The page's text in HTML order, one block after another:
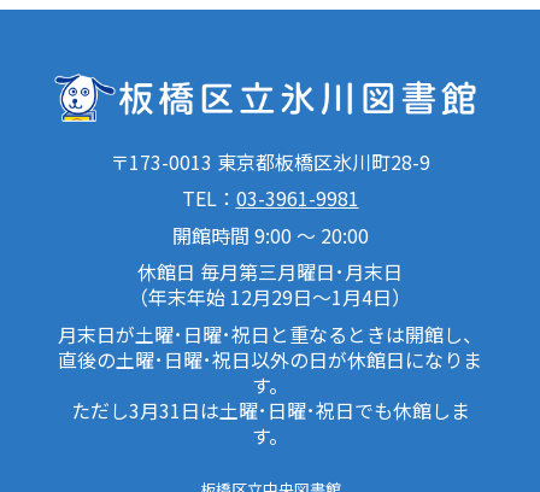
〒173-0013 東京都板橋区氷川町28-9
TEL： 03-3961-9981
開館時間 9:00 ～ 20:00
休館日 毎月第三月曜日･月末日
（年末年始 12月29日～1月4日）
月末日が土曜･日曜･祝日と重なるときは開館し、
直後の土曜･日曜･祝日以外の日が休館日になりま
す。
ただし3月31日は土曜･日曜･祝日でも休館しま
す。